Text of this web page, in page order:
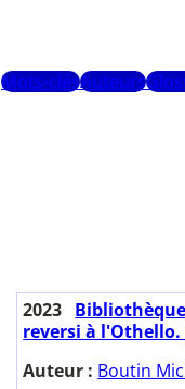
Mots-clésAuteurs
2023
reversi à l'Othello.
Auteur : Boutin